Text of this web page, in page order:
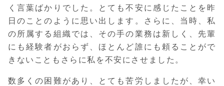
く言葉ばかりでした。とても不安に感じたことを昨
日のことのように思い出します。さらに、当時、私
の所属する組織では、その手の業務は新しく、先輩
にも経験者がおらず、ほとんど誰にも頼ることがで
きないこともさらに私を不安にさせました。
数多くの困難があり、とても苦労しましたが、幸い